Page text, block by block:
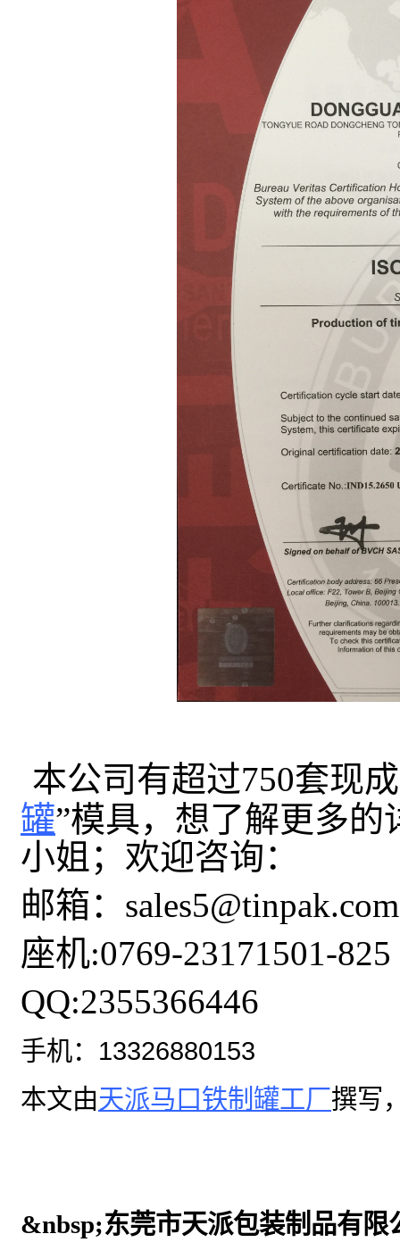
本公司有超过750套现
罐”模具，想了解更多的
小姐；欢迎咨询：
邮箱：
座机:0769-23171501-825
QQ:2355366446
手机：13326880153
本文由天派马口铁制罐工厂撰写
&nbsp;东莞市天派包装制品有限